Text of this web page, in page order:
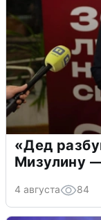
«Дед
Мизулину
4 августа 84